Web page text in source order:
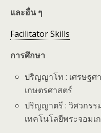
และอื่น ๆ
Facilitator Skills
การศึกษา
ปริญญาโท : เศรษฐศ
เกษตรศาสตร์
ปริญญาตรี : วิศวกรร
เทคโนโลยีพระจอมเ